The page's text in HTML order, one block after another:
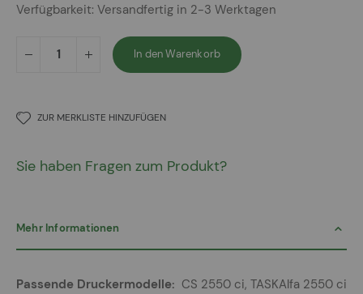
Verfügbarkeit: Versandfertig in 2-3 Werktagen
In den Warenkorb
ZUR MERKLISTE HINZUFÜGEN
Sie haben Fragen zum Produkt?
Mehr Informationen
Mehr
CS 2550 ci, TASKAlfa 2550 ci